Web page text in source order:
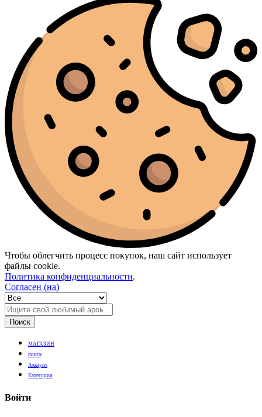
Чтобы облегчить процесс покупок, наш сайт использует
файлы cookie.
Политика конфиденциальности.
Согласен (на)
Поиск
МАГАЗИН
поиск
Аккаунт
Категории
Войти